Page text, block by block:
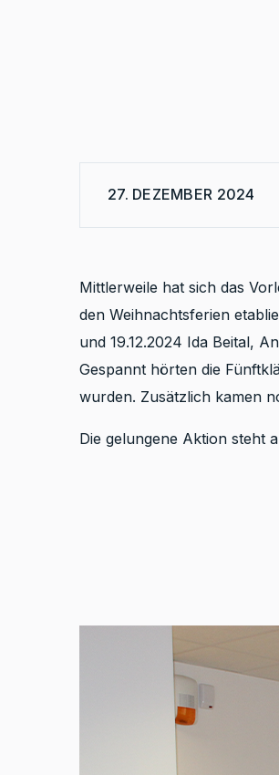
27. DEZEMBER 2024
Mittlerweile hat sich das
den Weihnachtsferien
und 19.12.2024 Ida Beital,
Gespannt hörten die
wurden. Zusätzlich kamen
Die gelungene Aktion steht